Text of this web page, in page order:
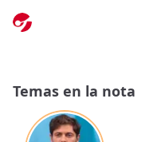
Municipal Coliseo
inaugural del Curso de
"Refutamos la idea de que
compromiso, de que no
dijo el gobernador justo
De pronto, desde abajo,
Temas en la nota